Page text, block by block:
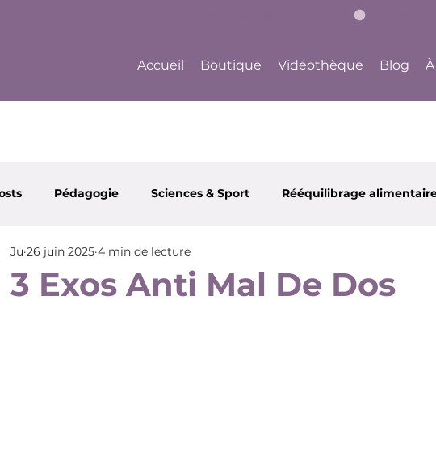
Accueil Boutique Vidéothèque Blog
Pédagogie Sciences & Sport Rééquilibrage
Nana Beauté et Santé
3 Exos Anti Mal De Dos
Ju 26 juin 2025 4 min de lecture